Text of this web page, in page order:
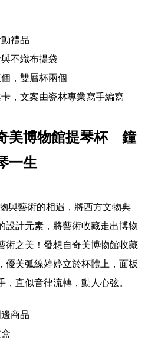
禮品
不織布提袋
，雙層杯兩個
，文案由瓷林專業寫手編寫
美博物館提琴杯 鐘
一生
與藝術的相遇，將西方文物典
設計元素，將藝術收藏走出博物
術之美！發想自奇美博物館收藏
優美弧線婷婷立於杯體上，面板
直似音律流轉，動人心弦。
商品